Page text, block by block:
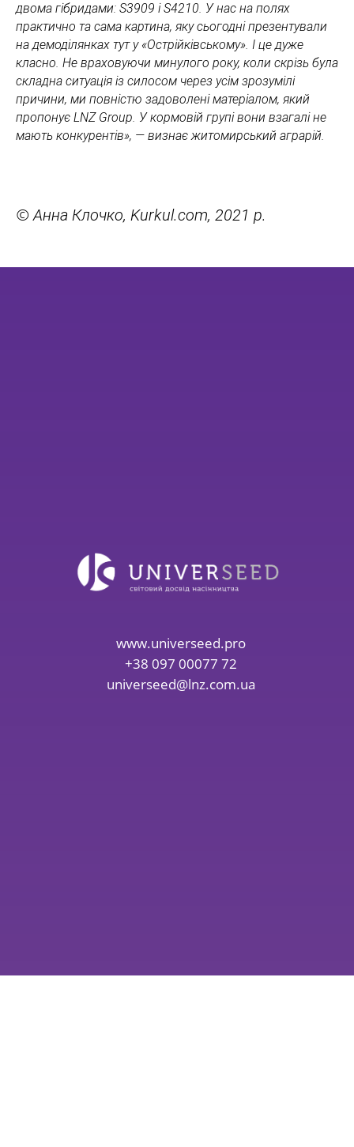
двома гібридами: S3909 і S4210. У нас на полях
практично та сама картина, яку сьогодні презентували
на демоділянках тут у «Острійківському». І це дуже
класно. Не враховуючи минулого року, коли скрізь була
складна ситуація із силосом через усім зрозумілі
причини, ми повністю задоволені матеріалом, який
пропонує LNZ Group. У кормовій групі вони взагалі не
мають конкурентів», — визнає житомирський аграрій.
©Анна Клочко, Kurkul.com, 2021 р.
www.universeed.pro
+38 097 00077 72
universeed@lnz.com.ua